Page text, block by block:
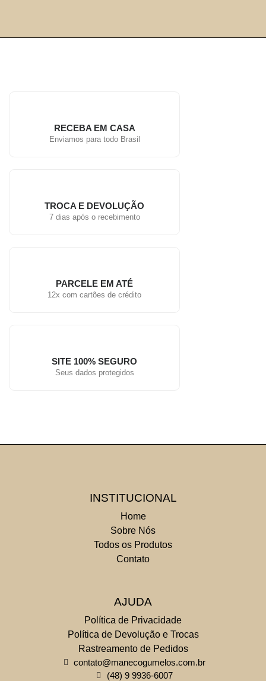
RECEBA EM CASA
Enviamos para todo Brasil
TROCA E DEVOLUÇÃO
7 dias após o recebimento
PARCELE EM ATÉ
12x com cartões de crédito
SITE 100% SEGURO
Seus dados protegidos
INSTITUCIONAL
Home
Sobre Nós
Todos os Produtos
Contato
AJUDA
Política de Privacidade
Política de Devolução e Trocas
Rastreamento de Pedidos
contato@manecogumelos.com.br
(48) 9 9936-6007